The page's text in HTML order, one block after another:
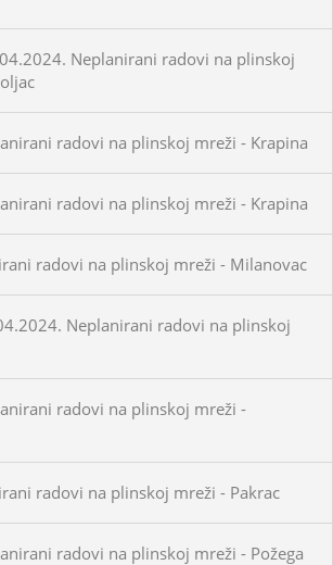
Neplanirani radovi na plinskoj
radovi na plinskoj mreži - Krapina
radovi na plinskoj mreži - Krapina
radovi na plinskoj mreži - Milanovac
Neplanirani radovi na plinskoj
radovi na plinskoj mreži -
radovi na plinskoj mreži - Pakrac
radovi na plinskoj mreži - Požega